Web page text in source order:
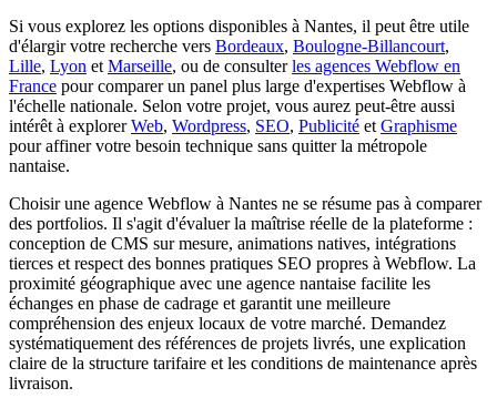
Si vous explorez les options disponibles à Nantes, il peut être utile
d'élargir votre recherche vers Bordeaux, Boulogne-Billancourt,
Lille, Lyon et Marseille, ou de consulterles agences Webflow en
France pour comparer un panel plus large d'expertises Webflow à
l'échelle nationale. Selon votre projet, vous aurez peut-être aussi
intérêt à explorerWeb, Wordpress, SEO, Publicité et Graphisme
pour affiner votre besoin technique sans quitter la métropole
nantaise.
Choisir une agence Webflow à Nantes ne se résume pas à comparer
des portfolios. Il s'agit d'évaluer la maîtrise réelle de la plateforme :
conception de CMS sur mesure, animations natives, intégrations
tierces et respect des bonnes pratiques SEO propres à Webflow. La
proximité géographique avec une agence nantaise facilite les
échanges en phase de cadrage et garantit une meilleure
compréhension des enjeux locaux de votre marché. Demandez
systématiquement des références de projets livrés, une explication
claire de la structure tarifaire et les conditions de maintenance après
livraison.